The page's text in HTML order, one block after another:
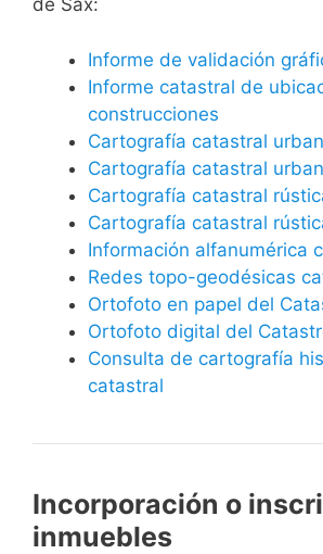
de Sax:
Informe de validación
Informe catastral de
construcciones
Cartografía catastral
Cartografía catastral
Cartografía catastral
Cartografía catastral
Información alfanumérica
Redes topo-geodésicas
Ortofoto en papel del
Ortofoto digital del
Consulta de cartografía
catastral
Incorporación o
inmuebles